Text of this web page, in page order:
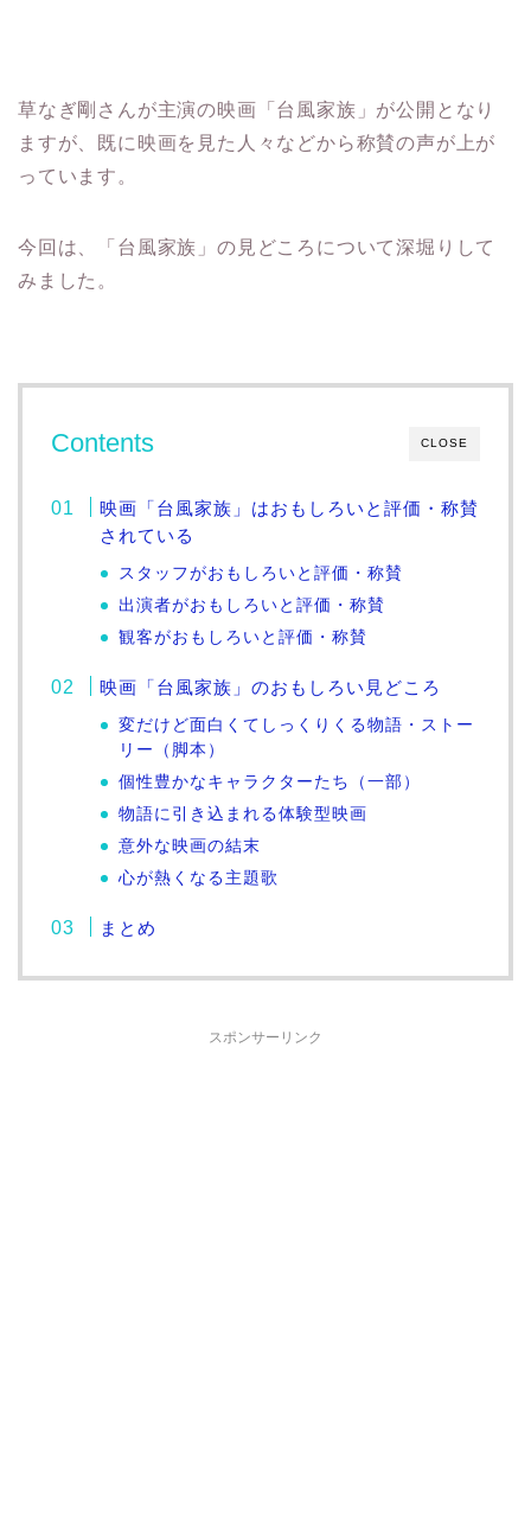
草なぎ剛さんが主演の映画「台風家族」が公開となり
ますが、既に映画を見た人々などから称賛の声が上が
っています。
今回は、「台風家族」の見どころについて深堀りして
みました。
CLOSE
Contents
映画「台風家族」はおもしろいと評価・称賛
されている
スタッフがおもしろいと評価・称賛
出演者がおもしろいと評価・称賛
観客がおもしろいと評価・称賛
映画「台風家族」のおもしろい見どころ
変だけど面白くてしっくりくる物語・ストー
リー（脚本）
個性豊かなキャラクターたち（一部）
物語に引き込まれる体験型映画
意外な映画の結末
心が熱くなる主題歌
まとめ
スポンサーリンク